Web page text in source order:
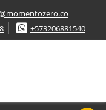
+573206881540